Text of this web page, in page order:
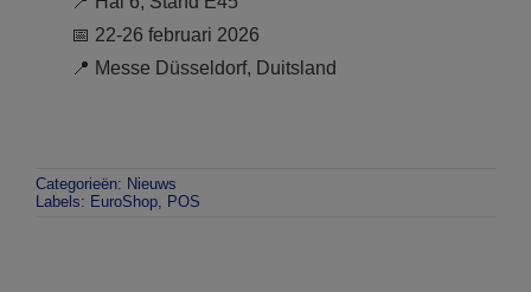
📅 22-26 februari 2026
📍 Messe Düsseldorf, Duitsland
Categorieën: Nieuws
Labels: EuroShop, POS